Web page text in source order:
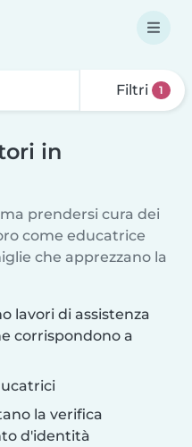
Filtri 1
in
prendersi cura dei
come educatrice
che apprezzano la
lavori di assistenza
corrispondono a
la verifica
d'identità